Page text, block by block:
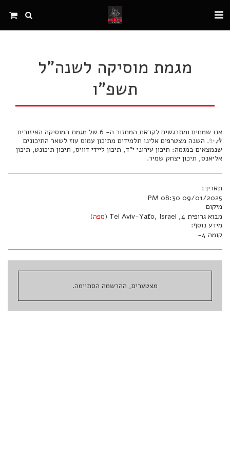
מגמת מוסיקה לשנה"ל
תשפ"ו
אנו שמחים ומתרגשים לקראת המחזור ה- 6 של מגמת המוסיקה האיזורית
🎶✨. השנה מצטרפים אלינו תלמידים מתיכון עמוס עוז לשאר התיכונים
שנמצאים במגמה: תיכון עירוני י"ד, תיכון ליידי דוויס, תיכון תיכונט, תיכון
אליאנס, תיכון יצחק שמיר.
תאריך:
09/01/2025 08:30 PM
מיקום
מבוא גרופית 4, Tel Aviv-Yafo, Israel (
מפה)
מידע נוסף:
קומה 4-
מצטערים, ההרשמה הסתיימה.